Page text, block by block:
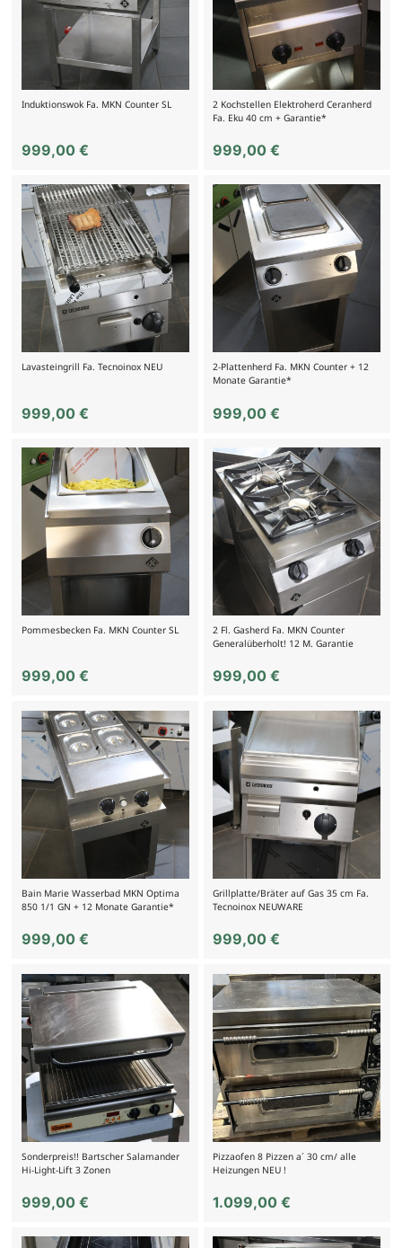
Induktionswok Fa. MKN Counter SL
999,00 €
2 Kochstellen Elektroherd Ceranherd
Fa. Eku 40 cm + Garantie*
999,00€
Lavasteingrill Fa. Tecnoinox NEU
999,00 €
2-Plattenherd Fa. MKN Counter + 12
Monate Garantie*
999,00€
Pommesbecken Fa. MKN Counter SL
999,00 €
2 Fl. Gasherd Fa. MKN Counter
Generalüberholt! 12 M. Garantie
999,00€
Bain Marie Wasserbad MKN Optima
850 1/1 GN + 12 Monate Garantie*
999,00 €
Grillplatte/Bräter auf Gas 35 cm Fa.
Tecnoinox NEUWARE
999,00€
Sonderpreis!! Bartscher Salamander
Hi-Light-Lift 3 Zonen
999,00 €
Pizzaofen 8 Pizzen a´ 30 cm/ alle
Heizungen NEU !
1.099,00€